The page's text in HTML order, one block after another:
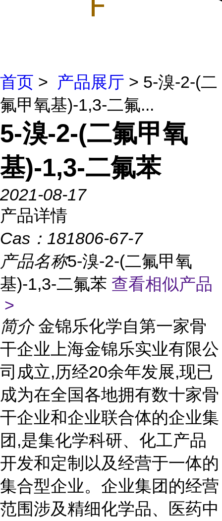
首页 > 产品展厅 > 5-溴-2-(二
氟甲氧基)-1,3-二氟...
5-溴-2-(二氟甲氧
基)-1,3-二氟苯
2021-08-17
产品详情
Cas： 181806-67-7
产品名称5-溴-2-(二氟甲氧
基)-1,3-二氟苯 查看相似产品
>
简介 金锦乐化学自第一家骨
干企业上海金锦乐实业有限公
司成立,历经20余年发展,现已
成为在全国各地拥有数十家骨
干企业和企业联合体的企业集
团,是集化学科研、化工产品
开发和定制以及经营于一体的
集合型企业。企业集团的经营
范围涉及精细化学品、医药中